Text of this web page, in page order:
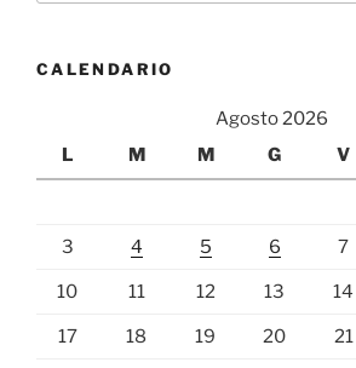
CALENDARIO
Agosto 2026
L
M M G V
3 4 5 6 7
10 11 12 13 14
17 18 19 20 21